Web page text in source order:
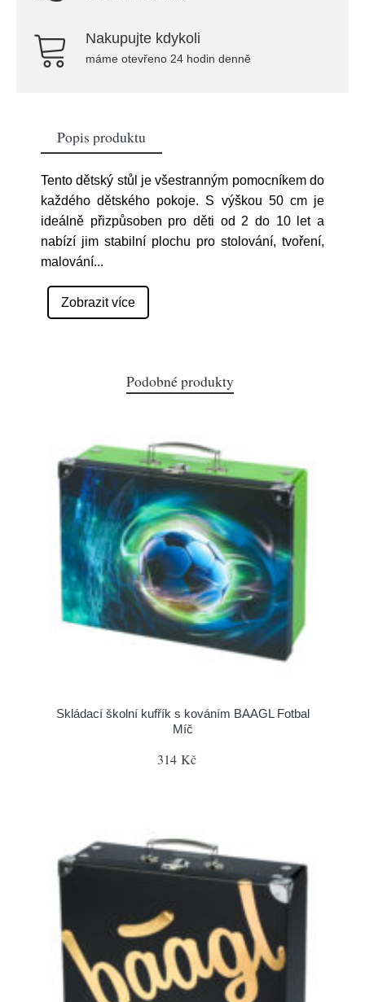
Nakupujte kdykoli
máme otevřeno 24 hodin denně
Popis produktu
Tento dětský stůl je všestranným pomocníkem do
každého dětského pokoje. S výškou 50 cm je
ideálně přizpůsoben pro děti od 2 do 10 let a
nabízí jim stabilní plochu pro stolování, tvoření,
malování...
Zobrazit více
Podobné produkty
Skládací školní kufřík s kováním BAAGL Fotbal
Míč
314 Kč